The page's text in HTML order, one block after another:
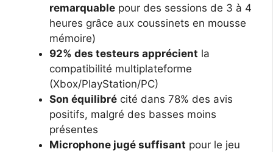
remarquable pour des sessions de 3 à 4
heures grâce aux coussinets en mousse
mémoire)
92% des testeurs apprécient la
compatibilité multiplateforme
(Xbox/PlayStation/PC)
Son équilibré cité dans 78% des avis
positifs, malgré des basses moins
présentes
Microphone jugé suffisant pour le jeu